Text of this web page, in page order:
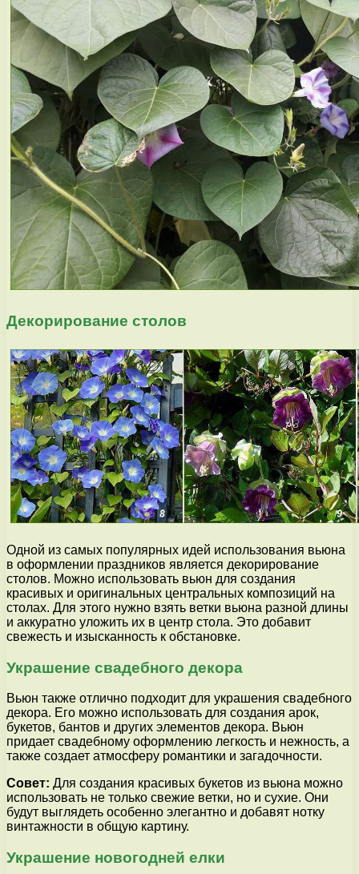
Декорирование столов
Одной из самых популярных идей использования вьюна
в оформлении праздников является декорирование
столов. Можно использовать вьюн для создания
красивых и оригинальных центральных композиций на
столах. Для этого нужно взять ветки вьюна разной длины
и аккуратно уложить их в центр стола. Это добавит
свежесть и изысканность к обстановке.
Украшение свадебного декора
Вьюн также отлично подходит для украшения свадебного
декора. Его можно использовать для создания арок,
букетов, бантов и других элементов декора. Вьюн
придает свадебному оформлению легкость и нежность, а
также создает атмосферу романтики и загадочности.
Совет: Для создания красивых букетов из вьюна можно
использовать не только свежие ветки, но и сухие. Они
будут выглядеть особенно элегантно и добавят нотку
винтажности в общую картину.
Украшение новогодней елки